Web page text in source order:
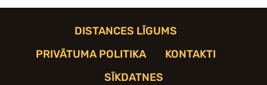
DISTANCES LĪGUMS
PRIVĀTUMA POLITIKA
KONTAKTI
SĪKDATNES